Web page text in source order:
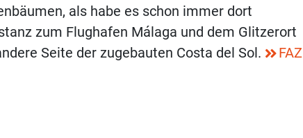
als habe es schon immer dort
zum Flughafen Málaga und dem Glitzerort
Seite der zugebauten Costa del Sol.
FAZ